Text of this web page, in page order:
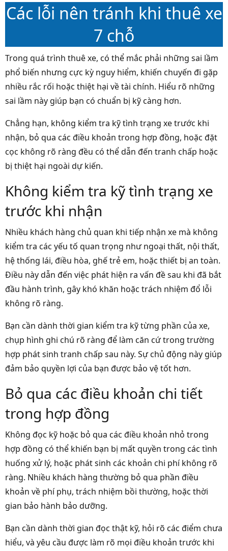
Các lỗi nên tránh khi thuê xe
7 chỗ
Trong quá trình thuê xe, có thể mắc phải những sai lầm
phổ biến nhưng cực kỳ nguy hiểm, khiến chuyến đi gặp
nhiều rắc rối hoặc thiệt hại về tài chính. Hiểu rõ những
sai lầm này giúp bạn có chuẩn bị kỹ càng hơn.
Chẳng hạn, không kiểm tra kỹ tình trạng xe trước khi
nhận, bỏ qua các điều khoản trong hợp đồng, hoặc đặt
cọc không rõ ràng đều có thể dẫn đến tranh chấp hoặc
bị thiệt hại ngoài dự kiến.
Không kiểm tra kỹ tình trạng xe
trước khi nhận
Nhiều khách hàng chủ quan khi tiếp nhận xe mà không
kiểm tra các yếu tố quan trọng như ngoại thất, nội thất,
hệ thống lái, điều hòa, ghế trẻ em, hoặc thiết bị an toàn.
Điều này dẫn đến việc phát hiện ra vấn đề sau khi đã bắt
đầu hành trình, gây khó khăn hoặc trách nhiệm đổ lỗi
không rõ ràng.
Bạn cần dành thời gian kiểm tra kỹ từng phần của xe,
chụp hình ghi chú rõ ràng để làm căn cứ trong trường
hợp phát sinh tranh chấp sau này. Sự chủ động này giúp
đảm bảo quyền lợi của bạn được bảo vệ tốt hơn.
Bỏ qua các điều khoản chi tiết
trong hợp đồng
Không đọc kỹ hoặc bỏ qua các điều khoản nhỏ trong
hợp đồng có thể khiến bạn bị mất quyền trong các tình
huống xử lý, hoặc phát sinh các khoản chi phí không rõ
ràng. Nhiều khách hàng thường bỏ qua phần điều
khoản về phí phụ, trách nhiệm bồi thường, hoặc thời
gian bảo hành bảo dưỡng.
Bạn cần dành thời gian đọc thật kỹ, hỏi rõ các điểm chưa
hiểu, và yêu cầu được làm rõ mọi điều khoản trước khi